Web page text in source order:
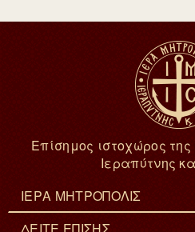
Επίσημος ιστοχώρος
Ιεραπύτνης
ΙΕΡΑ ΜΗΤΡΟΠΟΛΙΣ